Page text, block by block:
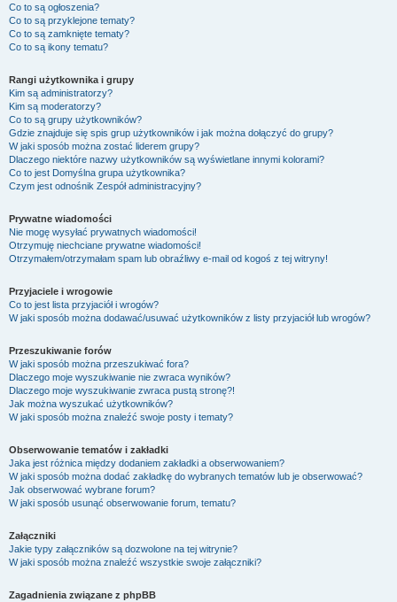
Co to są ogłoszenia?
Co to są przyklejone tematy?
Co to są zamknięte tematy?
Co to są ikony tematu?
Rangi użytkownika i grupy
Kim są administratorzy?
Kim są moderatorzy?
Co to są grupy użytkowników?
Gdzie znajduje się spis grup użytkowników i jak można dołączyć do grupy?
W jaki sposób można zostać liderem grupy?
Dlaczego niektóre nazwy użytkowników są wyświetlane innymi kolorami?
Co to jest Domyślna grupa użytkownika?
Czym jest odnośnik Zespół administracyjny?
Prywatne wiadomości
Nie mogę wysyłać prywatnych wiadomości!
Otrzymuję niechciane prywatne wiadomości!
Otrzymałem/otrzymałam spam lub obraźliwy e-mail od kogoś z tej witryny!
Przyjaciele i wrogowie
Co to jest lista przyjaciół i wrogów?
W jaki sposób można dodawać/usuwać użytkowników z listy przyjaciół lub wrogów?
Przeszukiwanie forów
W jaki sposób można przeszukiwać fora?
Dlaczego moje wyszukiwanie nie zwraca wyników?
Dlaczego moje wyszukiwanie zwraca pustą stronę?!
Jak można wyszukać użytkowników?
W jaki sposób można znaleźć swoje posty i tematy?
Obserwowanie tematów i zakładki
Jaka jest różnica między dodaniem zakładki a obserwowaniem?
W jaki sposób można dodać zakładkę do wybranych tematów lub je obserwować?
Jak obserwować wybrane forum?
W jaki sposób usunąć obserwowanie forum, tematu?
Załączniki
Jakie typy załączników są dozwolone na tej witrynie?
W jaki sposób można znaleźć wszystkie swoje załączniki?
Zagadnienia związane z phpBB